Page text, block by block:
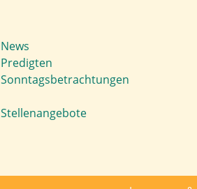
News
Predigten
Sonntagsbetrachtungen
Stellenangebote